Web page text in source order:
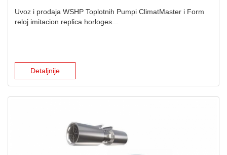
Uvoz i prodaja WSHP Toplotnih Pumpi ClimatMaster i Form
reloj imitacion replica horloges...
Detaljnije